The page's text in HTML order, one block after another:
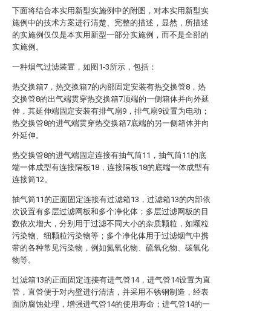
下面将结合本实用新型实施例中的附图，对本实用新型实
施例中的技术方案进行清楚、完整的描述，显然，所描述
的实施例仅仅是本实用新型一部分实施例，而不是全部的
实施例。
一种烟气过滤装置，如图1-3所示，包括：
热交换箱7，热交换箱7的内部固定安装有热交换管8，热
交换管8的出气端贯穿热交换箱7顶端的一侧箱体并向外延
伸，其延伸端固定安装有排气扇9，排气扇9设置为电动；
热交换管8的进气端贯穿热交换箱7底端的另一侧箱体并向
外延伸。
热交换管8的进气端固定连接有抽气筒11，抽气筒11的底
端一体成型有连接隔板18，连接隔板18的底端一体成型有
连接筒12。
抽气筒11的正面固定连接有过滤箱13，过滤箱13的内部依
次设置有多层过滤网板和多个净化体；多层过滤网板的目
数依次增大，分别用于过滤不同大小的杂质颗粒，如颗粒
污染物、细颗粒污染物等；多个净化体用于过滤烟气中携
带的各种常见污染物，例如氮氧化物、硫氧化物、碳氧化
物等。
过滤箱13的正面固定连接有进气管14，进气管14设置为直
管，直管便于对内壁进行清洁，并采用不锈钢制造，经表
面防腐蚀处理，增强进气管14的使用寿命；进气管14的一